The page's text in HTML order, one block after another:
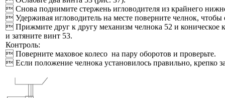
 Снова поднимите стержень игловодителя из крайнего
 Удерживая игловодитель на месте поверните челнок, чтобы
 Прижмите друг к другу механизм челнока 52 и коническое
и затяните винт 53.
Контроль:
 Поверните маховое колесо на пару оборотов и проверьте.
 Если положение челнока установилось правильно, крепко